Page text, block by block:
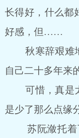
长得好，什么都
好感，但……
秋寒辞艰难地
自己二十多年来
可惜，真是太
是少了那么点缘
苏阮潋托着下